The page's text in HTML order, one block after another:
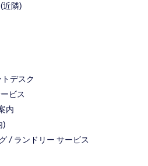
近隣)
デスク
ビス
内
)
/ ランドリー サービス